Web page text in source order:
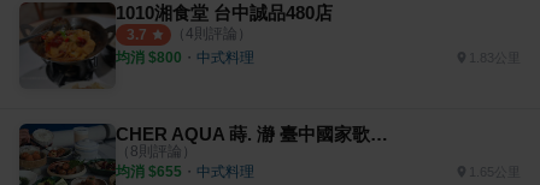
1010湘食堂 台中誠品480店
3.7 （ 4則評論）
均消 $800 ・ 中式料理
CHER AQUA 蒔. 瀞 臺中國家歌劇院超美茶食空間
（ 8則評論）
均消 $655 ・ 中式料理 1.65公里